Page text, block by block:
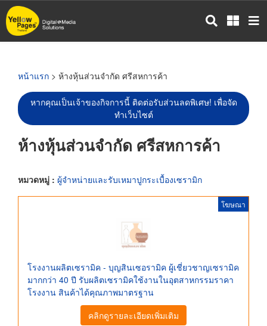
ข้าม
ไป
หน้าแรก > ห้างหุ้นส่วนจำกัด ศรีสหการค้า
หากคุณเป็นเจ้าของกิจการนี้ ติดต่อรับส่วนลดพิเศษ! เพื่อจัด
ทำเว็บไซต์
ห้างหุ้นส่วนจำกัด ศรีสหการค้า
หมวดหมู่ : ผู้จำหน่ายและรับเหมาปูกระเบื้องเซรามิก
โฆษณา
โรงงานผลิตเซรามิค - บุญสินเซอรามิค ผู้เชี่ยวชาญเซรามิค
มากกว่า 40 ปี รับผลิตเซรามิคใช้งานในอุตสาหกรรมราคา
โรงงาน สินค้าได้คุณภาพมาตรฐาน
คลิกดูรายละเอียดเพิ่มเติม